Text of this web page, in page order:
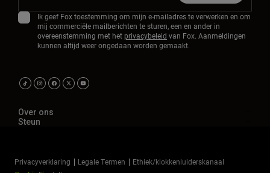
Ik geef Fox toestemming om mijn e-mailadres te verwerken en om
mij commerciële mailberichten te sturen, een en ander in
overeenstemming met het privacybeleid van Fox. Aanmeldingen
kunnen altijd weer ongedaan worden gemaakt.
Over ons
Steun
Privacyverklaring Legale Termen
Ethiek/klokkenluiderskanaal